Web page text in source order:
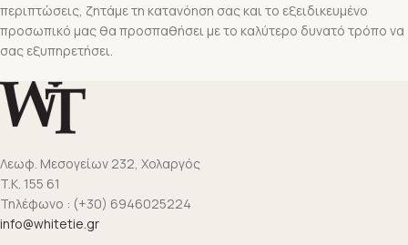
περιπτώσεις, ζητάμε τη κατανόηση σας και το εξειδικευμένο
προσωπικό μας θα προσπαθήσει με το καλύτερο δυνατό τρόπο να
σας εξυπηρετήσει.
Λεωφ. Μεσογείων 232, Χολαργός
T.K. 155 61
Τηλέφωνο : (+30) 6946025224
info@whitetie.gr